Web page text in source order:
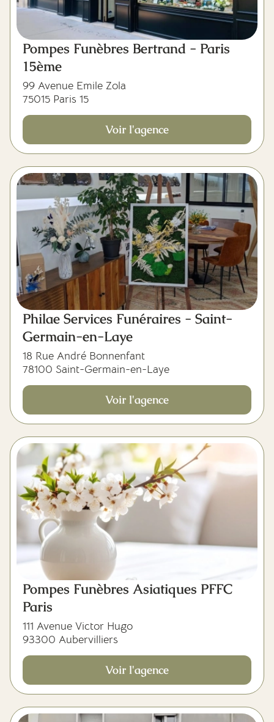
Pompes Funèbres Bertrand - Paris
15ème
99 Avenue Emile Zola
75015 Paris 15
Voir l'agence
Philae Services Funéraires - Saint-
Germain-en-Laye
18 Rue André Bonnenfant
78100 Saint-Germain-en-Laye
Voir l'agence
Pompes Funèbres Asiatiques PFFC
Paris
111 Avenue Victor Hugo
93300 Aubervilliers
Voir l'agence